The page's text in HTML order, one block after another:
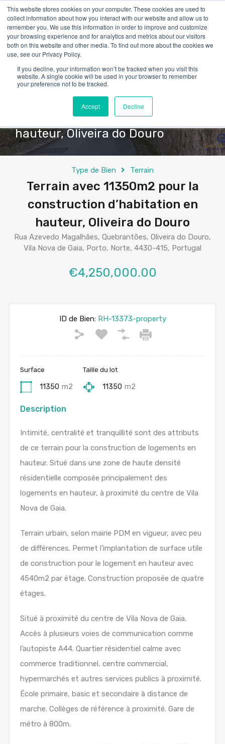
This website stores cookies on your computer. These cookies are used to
collect information about how you interact with our website and allow us to
remember you. We use this information in order to improve and customize
your browsing experience and for analytics and metrics about our visitors
both on this website and other media. To find out more about the cookies we
use, see our Privacy Policy.
If you decline, your information won’t be tracked when you visit this
website. A single cookie will be used in your browser to remember
your preference not to be tracked.
Accept Decline
Terrain avec 11350m2 pour la
construction d’habitation en
hauteur, Oliveira do Douro
Type de Bien Terrain
Terrain avec 11350m2 pour la
construction d’habitation en
hauteur, Oliveira do Douro
Rua Azevedo Magalhães, Quebrantões, Oliveira do Douro,
Vila Nova de Gaia, Porto, Norte, 4430-415, Portugal
€4,250,000.00
ID de Bien:RH-13373-property
Surface
11350 m2
Taille du lot
11350 m2
Description
Intimité, centralité et tranquillité sont des attributs
de ce terrain pour la construction de logements en
hauteur. Situé dans une zone de haute densité
résidentielle composée principalement des
logements en hauteur, à proximité du centre de Vila
Nova de Gaia.
Terrain urbain, selon mairie PDM en vigueur, avec peu
de différences. Permet l’implantation de surface utile
de construction pour le logement en hauteur avec
4540m2 par étage. Construction proposée de quatre
étages.
Situé à proximité du centre de Vila Nova de Gaia.
Accès à plusieurs voies de communication comme
l’autopiste A44. Quartier résidentiel calme avec
commerce traditionnel, centre commercial,
hypermarchés et autres services publics à proximité.
École primaire, basic et secondaire à distance de
marche. Collèges de référence à proximité. Gare de
métro à 800m.